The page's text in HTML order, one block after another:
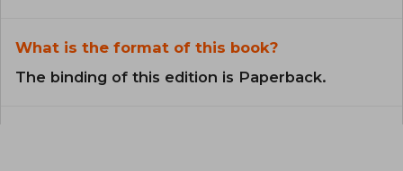
What is the format of this book?
The binding of this edition is Paperback.